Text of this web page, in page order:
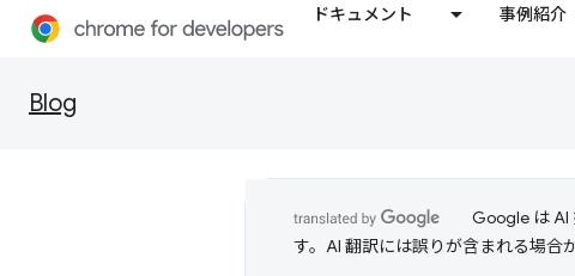
ドキュメント 事例紹介
Blog
Google は AI
す。AI 翻訳には誤りが含まれる場合